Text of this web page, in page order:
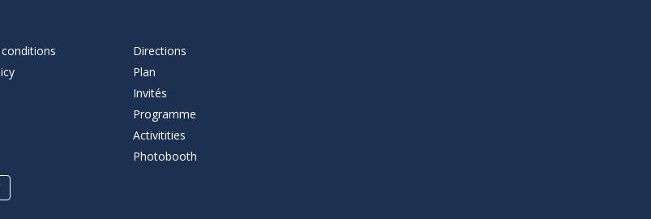
Directions
Plan
Invités
Programme
Activitities
Photobooth